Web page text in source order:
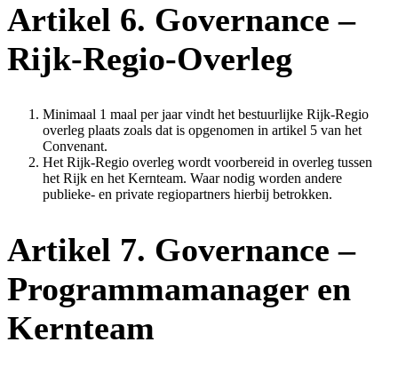
Artikel 6. Governance –
Rijk-Regio-Overleg
Minimaal 1 maal per jaar vindt het bestuurlijke Rijk-Regio
overleg plaats zoals dat is opgenomen in artikel 5 van het
Convenant.
Het Rijk-Regio overleg wordt voorbereid in overleg tussen
het Rijk en het Kernteam. Waar nodig worden andere
publieke- en private regiopartners hierbij betrokken.
Artikel 7. Governance –
Programmamanager en
Kernteam